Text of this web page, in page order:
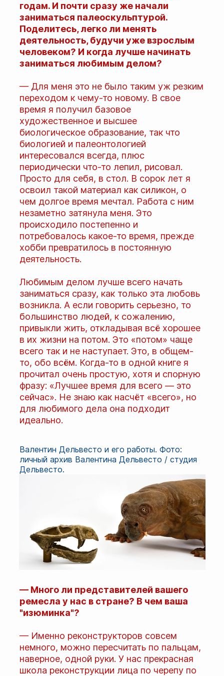
годам. И почти сразу же начали
заниматься палеоскульптурой.
Поделитесь, легко ли менять
деятельность, будучи уже взрослым
человеком? И когда лучше начинать
заниматься любимым делом?
— Для меня это не было таким уж резким
переходом к чему-то новому. В свое
время я получил базовое
художественное и высшее
биологическое образование, так что
биологией и палеонтологией
интересовался всегда, плюс
периодически что-то лепил, рисовал.
Просто для себя, в стол. В сорок лет я
освоил такой материал как силикон, о
чем долгое время мечтал. Работа с ним
незаметно затянула меня. Это
происходило постепенно и
потребовалось какое-то время, прежде
хобби превратилось в постоянную
деятельность.
Любимым делом лучше всего начать
заниматься сразу, как только эта любовь
возникла. А если говорить серьезно, то
большинство людей, к сожалению,
привыкли жить, откладывая всё хорошее
в их жизни на потом. Это «потом» чаще
всего так и не наступает. Это, в общем-
то, обо всём. Когда-то в одной книге я
прочитал очень простую, хотя и спорную
фразу: «Лучшее время для всего — это
сейчас». Не знаю как насчёт «всего», но
для любимого дела она подходит
идеально.
Валентин Дельвесто и его работы. Фото:
личный архив Валентина Дельвесто / студия
Дельвесто.
— Много ли представителей вашего
ремесла у нас в стране? В чем ваша
"изюминка"?
— Именно реконструкторов совсем
немного, можно пересчитать по пальцам,
наверное, одной руки. У нас прекрасная
школа реконструкции лица по черепу по